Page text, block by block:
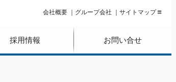
会社概要 グループ会社 サイトマップ
採用情報 お問い合せ